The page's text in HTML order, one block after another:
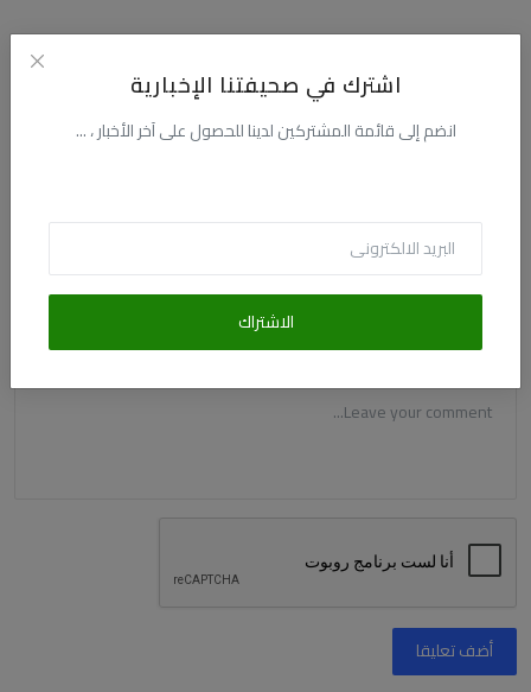
اشترك في صحيفتنا الإخبارية
انضم إلى قائمة المشتركين لدينا للحصول على آخر الأخبار ، ...
الاشتراك
البريد الالكترونى
أضف تعليقا